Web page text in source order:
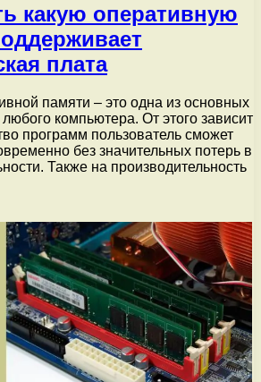
какую оперативную
плата
памяти – это одна из основных
любого компьютера. От этого зависит
программ пользователь сможет
без значительных потерь в
Также на производительность